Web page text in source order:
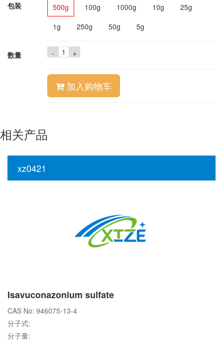
包装 500g 100g 1000g 10g
25g
1g
250g 50g 5g
数量 - +
加入购物车
相关产品
xz0421
Isavuconazonium sulfate
CAS No: 946075-13-4
分子式:
分子量: